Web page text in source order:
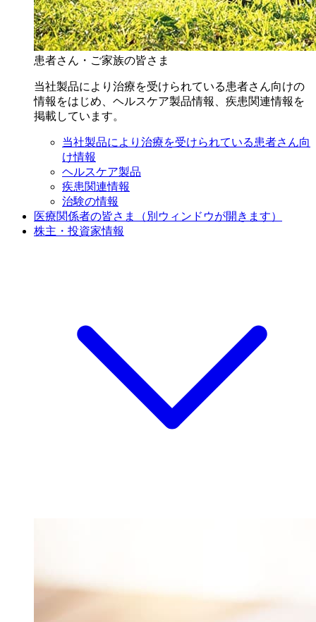
患者さん・ご家族の皆さま
当社製品により治療を受けられている患者さん向けの
情報をはじめ、ヘルスケア製品情報、疾患関連情報を
掲載しています。
当社製品により治療を受けられている患者さん向
け情報
ヘルスケア製品
疾患関連情報
治験の情報
医療関係者の皆さま
（別ウィンドウが開きます）
株主・投資家情報